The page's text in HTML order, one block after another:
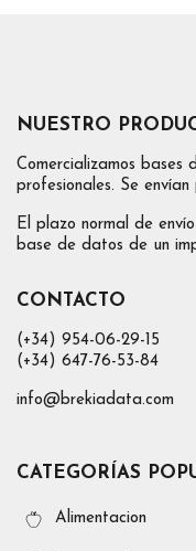
NUESTRO
Comercializamos bases
profesionales. Se
El plazo normal de
base de datos de un
CONTACTO
(+34) 954-06-29-15
(+34) 647-76-53-84
info@brekiadata.com
CATEGORÍAS
Alimentacion